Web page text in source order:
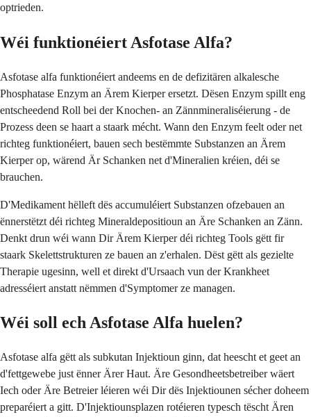
optrieden.
Wéi funktionéiert Asfotase Alfa?
Asfotase alfa funktionéiert andeems en de defizitären alkalesche
Phosphatase Enzym an Ärem Kierper ersetzt. Dësen Enzym spillt eng
entscheedend Roll bei der Knochen- an Zännmineraliséierung - de
Prozess deen se haart a staark mécht. Wann den Enzym feelt oder net
richteg funktionéiert, bauen sech bestëmmte Substanzen an Ärem
Kierper op, wärend Är Schanken net d'Mineralien kréien, déi se
brauchen.
D'Medikament hëlleft dës accumuléiert Substanzen ofzebauen an
ënnerstëtzt déi richteg Mineraldepositioun an Äre Schanken an Zänn.
Denkt drun wéi wann Dir Ärem Kierper déi richteg Tools gëtt fir
staark Skelettstrukturen ze bauen an z'erhalen. Dëst gëtt als gezielte
Therapie ugesinn, well et direkt d'Ursaach vun der Krankheet
adresséiert anstatt nëmmen d'Symptomer ze managen.
Wéi soll ech Asfotase Alfa huelen?
Asfotase alfa gëtt als subkutan Injektioun ginn, dat heescht et geet an
d'fettgewebe just ënner Ärer Haut. Äre Gesondheetsbetreiber wäert
Iech oder Äre Betreier léieren wéi Dir dës Injektiounen sécher doheem
preparéiert a gitt. D'Injektiounsplazen rotéieren typesch tëscht Ären